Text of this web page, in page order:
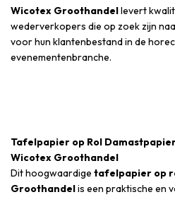
Wicotex Groothandellevert
wederverkopers die op zoek zijn
voor hun klantenbestand in de
evenementenbranche.
Tafelpapier op Rol
Wicotex Groothandel
Dit hoogwaardige tafelpapier op
Groothandelis een praktische en